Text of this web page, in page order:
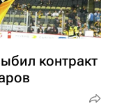
контракт